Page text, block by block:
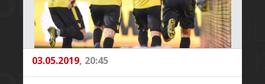
03.05.2019, 20:45